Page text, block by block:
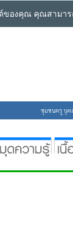
องคุณ คุณสามาร
ชุมชนครู บุค